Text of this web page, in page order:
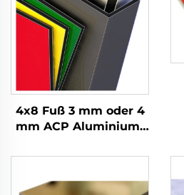
4x8 Fuß 3 mm oder 4
mm ACP Aluminium-
Wandverkleidung und